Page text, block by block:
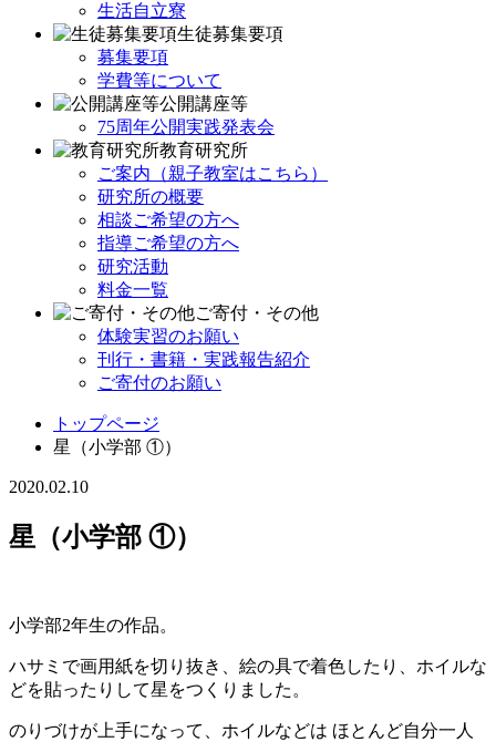
生活自立寮
生徒募集要項
募集要項
学費等について
公開講座等
75周年公開実践発表会
教育研究所
ご案内（親子教室はこちら）
研究所の概要
相談ご希望の方へ
指導ご希望の方へ
研究活動
料金一覧
ご寄付・その他
体験実習のお願い
刊行・書籍・実践報告紹介
ご寄付のお願い
トップページ
星（小学部 ①）
2020.02.10
星（小学部 ①）
小学部2年生の作品。
ハサミで画用紙を切り抜き、絵の具で着色したり、ホイルな
どを貼ったりして星をつくりました。
のりづけが上手になって、ホイルなどは ほとんど自分一人